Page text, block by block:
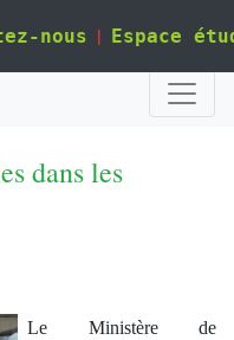
nous | Espace
dans les
Le Ministère de